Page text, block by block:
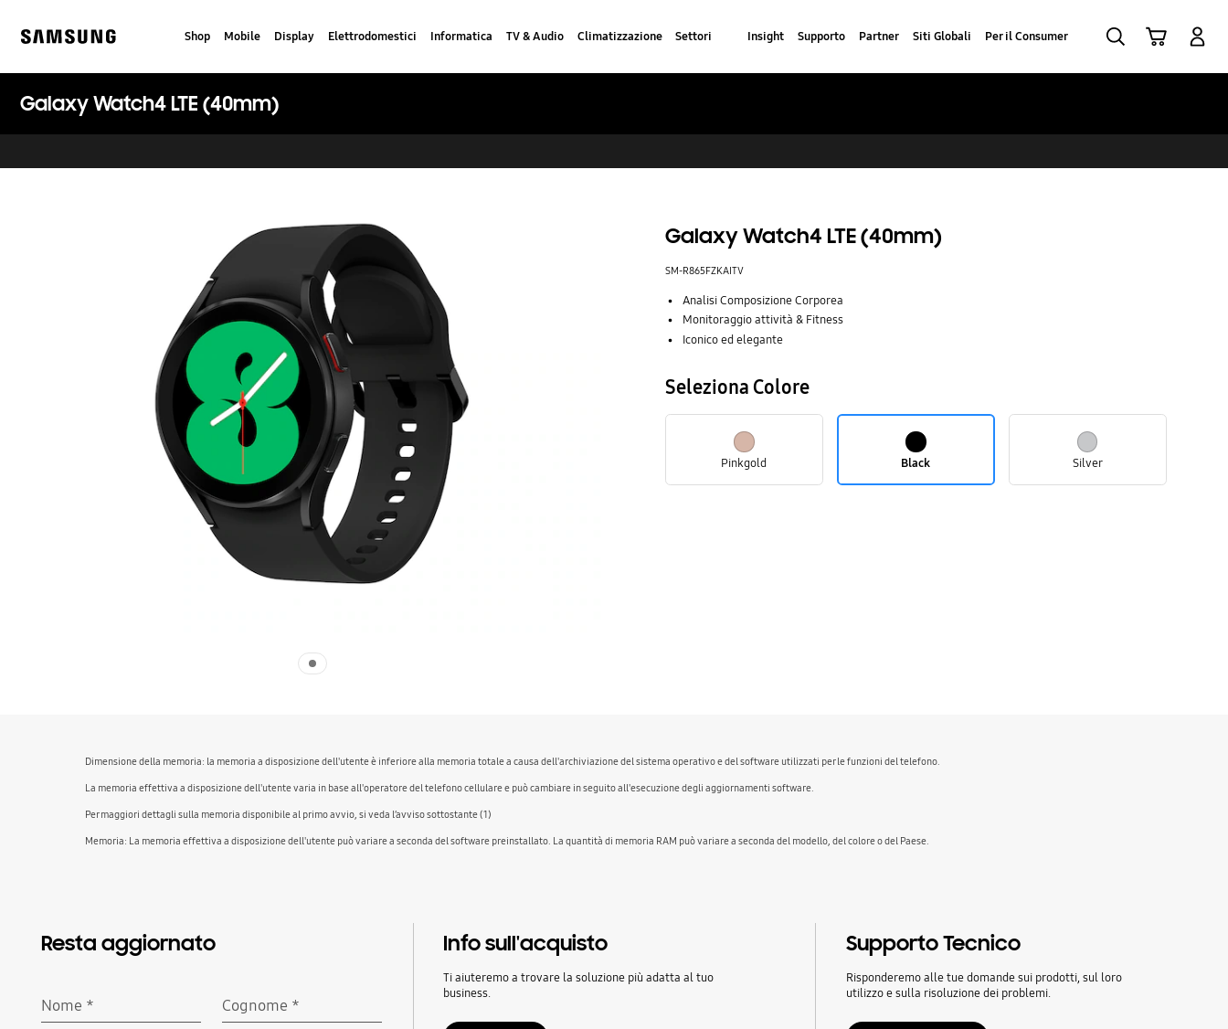
content
Shop Mobile Display Elettrodomestici Informatica TV & Audio Climatizzazione Settori Insight Supporto Partner Siti Globali Per il Consumer
Galaxy Watch4 LTE (40mm)
Galaxy Watch4 LTE (40mm)
SM-R865FZKAITV
Analisi Composizione Corporea
Monitoraggio attività & Fitness
Iconico ed elegante
Seleziona Colore
Pinkgold Black Silver
Dimensione della memoria: la memoria a disposizione dell'utente è inferiore alla memoria totale a causa dell'archiviazione del sistema operativo e del software utilizzati per le funzioni del telefono.
La memoria effettiva a disposizione dell'utente varia in base all'operatore del telefono cellulare e può cambiare in seguito all'esecuzione degli aggiornamenti software.
Per maggiori dettagli sulla memoria disponibile al primo avvio, si veda l’avviso sottostante (1)
Memoria: La memoria effettiva a disposizione dell'utente può variare a seconda del software preinstallato. La quantità di memoria RAM può variare a seconda del modello, del colore o del Paese.
Resta aggiornato
Nome * Cognome *
Info sull'acquisto
Ti aiuteremo a trovare la soluzione più adatta al tuo
business.
Supporto Tecnico
Risponderemo alle tue domande sui prodotti, sul loro
utilizzo e sulla risoluzione dei problemi.